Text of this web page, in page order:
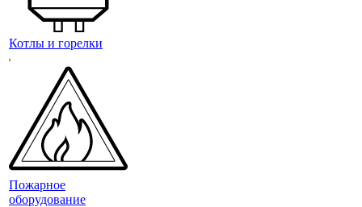
Котлы и горелки
Пожарное
оборудование